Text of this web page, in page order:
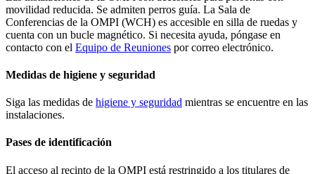
movilidad reducida. Se admiten perros guía. La Sala de
Conferencias de la OMPI (WCH) es accesible en silla de ruedas y
cuenta con un bucle magnético. Si necesita ayuda, póngase en
contacto con el Equipo de Reuniones por correo electrónico.
Medidas de higiene y seguridad
Siga las medidas de higiene y seguridad mientras se encuentre en las
instalaciones.
Pases de identificación
El acceso al recinto de la OMPI está restringido a los titulares de